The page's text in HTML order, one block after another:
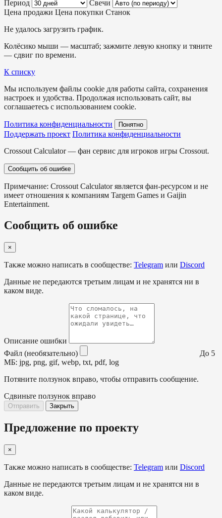
Период
Свечи
Цена продажи Цена покупки Станок
Не удалось загрузить график.
Колёсико мыши — масштаб; зажмите левую кнопку и тяните
— сдвиг по времени.
К списку
Мы используем файлы cookie для работы сайта, сохранения
настроек и удобства. Продолжая использовать сайт, вы
соглашаетесь с использованием cookie.
Политика конфиденциальности Понятно
Поддержать проект Политика конфиденциальности
Crossout Calculator — фан сервис для игроков игры Crossout.
Сообщить об ошибке
Примечание: Crossout Calculator является фан-ресурсом и не
имеет отношения к компаниям Targem Games и Gaijin
Entertainment.
Сообщить об ошибке
×
Также можно написать в сообществе: Telegram или Discord
Данные не передаются третьим лицам и не хранятся ни в
каком виде.
Описание ошибки
Файл (необязательно)
До 5
МБ: jpg, png, gif, webp, txt, pdf, log
Потяните ползунок вправо, чтобы отправить сообщение.
Сдвиньте ползунок вправо
Отправить Закрыть
Предложение по проекту
×
Также можно написать в сообществе: Telegram или Discord
Данные не передаются третьим лицам и не хранятся ни в
каком виде.